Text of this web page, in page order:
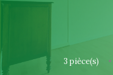
3 pièce(s) •